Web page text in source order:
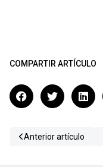
COMPARTIR ARTÍCULO
Anterior artículo